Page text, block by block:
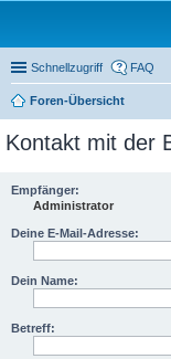
Schnellzugriff FAQ
Foren-Übersicht
Kontakt mit der
Empfänger:
Administrator
Deine E-Mail-Adresse:
Dein Name:
Betreff: